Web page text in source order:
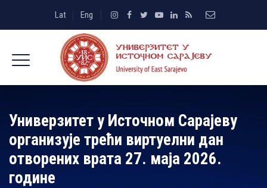
Lat Eng
Универзитет у Источном Сарајеву
организује трећи виртуелни дан
отворених врата 27. маја 2026.
године